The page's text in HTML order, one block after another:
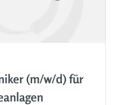
(m/w/d) für